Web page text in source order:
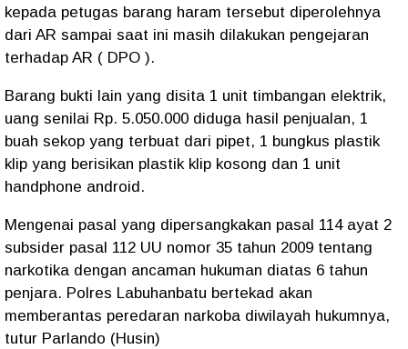
kepada petugas barang haram tersebut diperolehnya
dari AR sampai saat ini masih dilakukan pengejaran
terhadap AR ( DPO ).
Barang bukti lain yang disita 1 unit timbangan elektrik,
uang senilai Rp. 5.050.000 diduga hasil penjualan, 1
buah sekop yang terbuat dari pipet, 1 bungkus plastik
klip yang berisikan plastik klip kosong dan 1 unit
handphone android.
Mengenai pasal yang dipersangkakan pasal 114 ayat 2
subsider pasal 112 UU nomor 35 tahun 2009 tentang
narkotika dengan ancaman hukuman diatas 6 tahun
penjara. Polres Labuhanbatu bertekad akan
memberantas peredaran narkoba diwilayah hukumnya,
tutur Parlando (Husin)